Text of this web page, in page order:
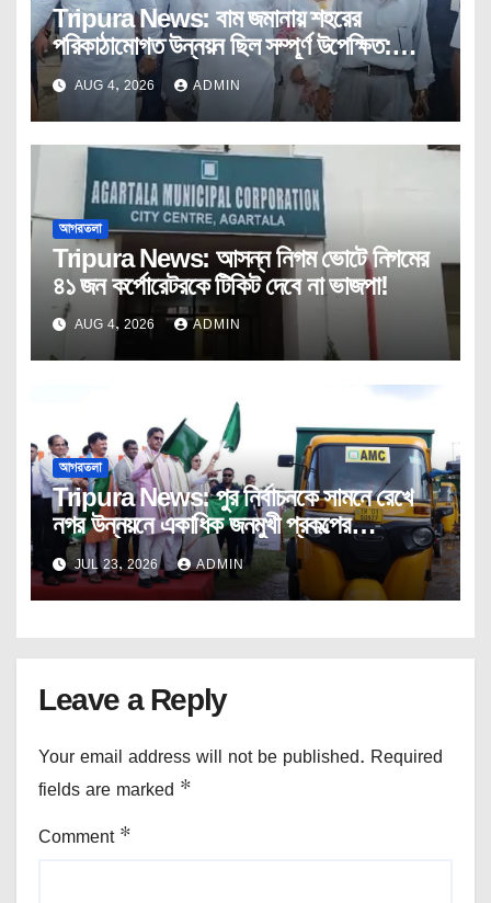
Tripura News: বাম জমানায় শহরের
পরিকাঠামোগত উন্নয়ন ছিল সম্পূর্ণ উপেক্ষিত:
মুখ্যমন্ত্রী
AUG 4, 2026 ADMIN
আগরতলা
Tripura News: আসন্ন নিগম ভোটে নিগমের
৪১ জন কর্পোরেটরকে টিকিট দেবে না ভাজপা!
AUG 4, 2026 ADMIN
আগরতলা
Tripura News: পুর নির্বাচনকে সামনে রেখে
নগর উন্নয়নে একাধিক জনমুখী প্রকল্পের
উদ্বোধন।
JUL 23, 2026 ADMIN
Leave a Reply
Your email address will not be published. Required
fields are marked *
Comment *